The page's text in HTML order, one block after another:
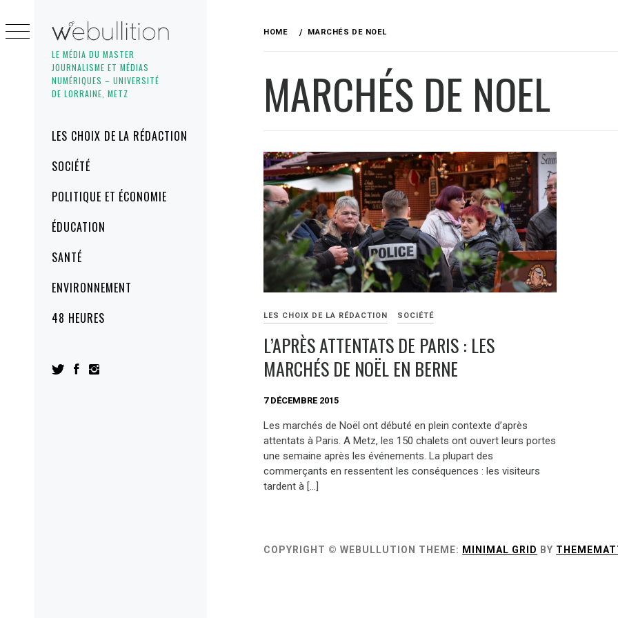
LE MÉDIA DU MASTER
JOURNALISME ET MÉDIAS
NUMÉRIQUES – UNIVERSITÉ
DE LORRAINE, METZ
MenuLES CHOIX DE LA RÉDACTION
SOCIÉTÉ
POLITIQUE ET ÉCONOMIE
ÉDUCATION
SANTÉ
ENVIRONNEMENT
48 HEURES
to
content
HOME MARCHÉS DE NOEL
MARCHÉS DE NOEL
LES CHOIX DE LA RÉDACTION SOCIÉTÉ
L’APRÈS ATTENTATS DE PARIS : LES
MARCHÉS DE NOËL EN BERNE
7 DÉCEMBRE 2015
Les marchés de Noël ont débuté en plein contexte d’après
attentats à Paris. A Metz, les 150 chalets ont ouvert leurs portes
une semaine après les événements. La plupart des
commerçants en ressentent les conséquences : les visiteurs
tardent à […]
COPYRIGHT © WEBULLUTION THEME: MINIMAL GRID BY